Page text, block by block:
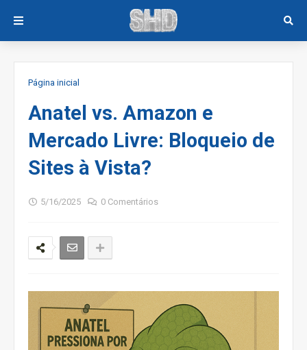
Página inicial
Anatel vs. Amazon e
Mercado Livre: Bloqueio de
Sites à Vista?
5/16/2025 0 Comentários